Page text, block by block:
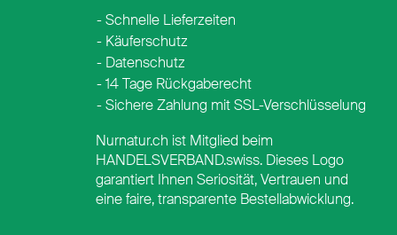
Schnelle Lieferzeiten
Käuferschutz
Datenschutz
14 Tage Rückgaberecht
Sichere Zahlung mit SSL-Verschlüsselung
Nurnatur.ch ist Mitglied beim
HANDELSVERBAND.swiss. Dieses Logo
garantiert Ihnen Seriosität, Vertrauen und
eine faire, transparente Bestellabwicklung.